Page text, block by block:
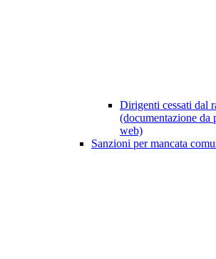
Dirigenti cessati dal
(documentazione da
web)
Sanzioni per mancata